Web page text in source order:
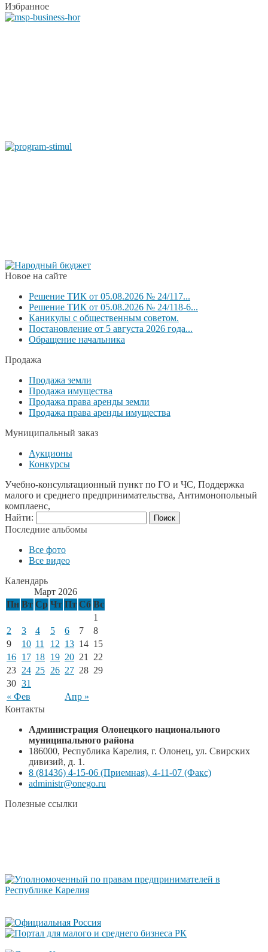
Избранное
Новое на сайте
Решение ТИК от 05.08.2026 № 24/117...
Решение ТИК от 05.08.2026 № 24/118-6...
Каникулы с общественным советом.
Постановление от 5 августа 2026 года...
Обращение начальника
Продажа
Продажа земли
Продажа имущества
Продажа права аренды земли
Продажа права аренды имущества
Муниципальный заказ
Аукционы
Конкурсы
Учебно-консультационный пункт по ГО и ЧС, Поддержка
малого и среднего предпринимательства, Антимонопольный
комплаенс,
Найти:
Последние альбомы
Все фото
Все видео
Календарь
Март 2026
Пн Вт Ср Чт Пт Сб Вс
« Фев Апр »
1
2
3 4 5 6 7
8
9
10 11 12 13 14 15
16 17 18 19 20 21
22
23 24 25 26 27 28 29
30 31
Контакты
Администрация Олонецкого национального
муниципального района
186000, Республика Карелия, г. Олонец, ул. Свирских
дивизий, д. 1.
8 (81436) 4-15-06 (Приемная), 4-11-07 (Факс)
administr@onego.ru
Полезные ссылки